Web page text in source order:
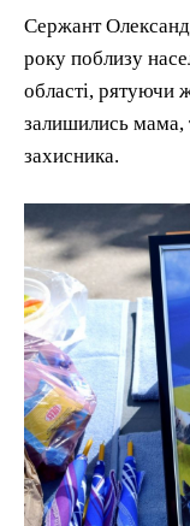
Сержант
року поблизу
області, рятуючи
залишились мама,
захисника.